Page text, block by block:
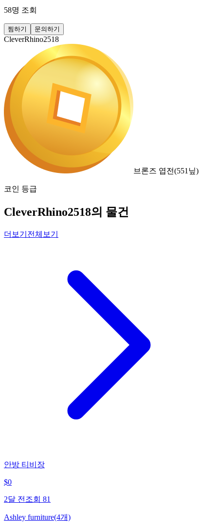
58명 조회
찜하기 문의하기
CleverRhino2518
브론즈 엽전(551 닢)
코인 등급
CleverRhino2518의 물건
더보기 전체보기
안방 티비장
$0
2달 전 조회 81
Ashley furniture(4개)